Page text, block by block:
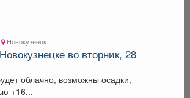
Новокузнецк
во вторник, 28
воздуха ночью +16...